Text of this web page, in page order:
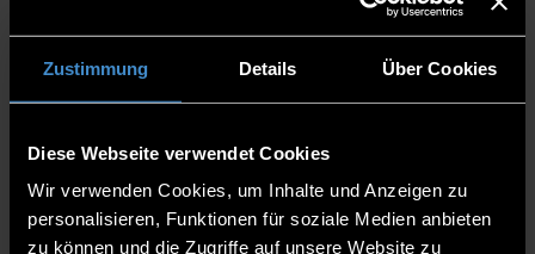
Zustimmung Details Über Cookies
Diese Webseite verwendet Cookies
Wir verwenden Cookies, um Inhalte und Anzeigen zu
personalisieren, Funktionen für soziale Medien anbieten
zu können und die Zugriffe auf unsere Website zu
Studienzentrum und International Office
International Office
Mitarbeiterin
B 207
0991/3615-8353